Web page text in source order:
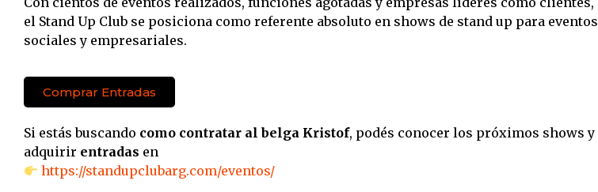
el Stand Up Club se posiciona como referente absoluto en shows de stand up para eventos
sociales y empresariales.
Comprar Entradas
Si estás buscando como contratar al belga Kristof, podés conocer los próximos shows y
adquirir entradas en
https://standupclubarg.com/eventos/